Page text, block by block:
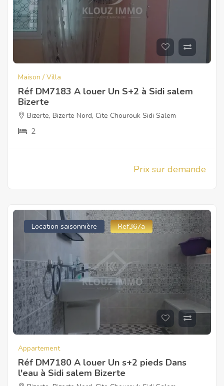
Maison / Villa
Réf DM7183 A louer Un S+2 à Sidi salem
Bizerte
Bizerte, Bizerte Nord, Cite Chourouk Sidi Salem
2
Prix sur demande
Location saisonnière Ref367a
Appartement
Réf DM7180 A louer Un s+2 pieds Dans
l'eau à Sidi salem Bizerte